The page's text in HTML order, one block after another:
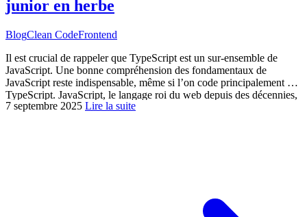
junior en herbe
BlogClean CodeFrontend
Il est crucial de rappeler que TypeScript est un sur-ensemble de
JavaScript. Une bonne compréhension des fondamentaux de
JavaScript reste indispensable, même si l’on code principalement en
TypeScript. JavaScript, le langage roi du web depuis des décennies,
est au cœur de millions d’applications. Cependant, sa nature
7 septembre 2025 Lire la suite